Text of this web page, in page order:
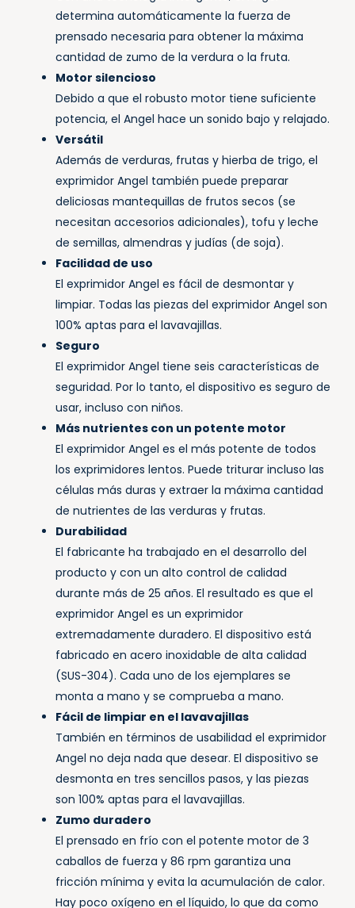
determina automáticamente la fuerza de
prensado necesaria para obtener la máxima
cantidad de zumo de la verdura o la fruta.
Motor silencioso
Debido a que el robusto motor tiene suficiente
potencia, el Angel hace un sonido bajo y relajado.
Versátil
Además de verduras, frutas y hierba de trigo, el
exprimidor Angel también puede preparar
deliciosas mantequillas de frutos secos (se
necesitan accesorios adicionales), tofu y leche
de semillas, almendras y judías (de soja).
Facilidad de uso
El exprimidor Angel es fácil de desmontar y
limpiar. Todas las piezas del exprimidor Angel son
100% aptas para el lavavajillas.
Seguro
El exprimidor Angel tiene seis características de
seguridad. Por lo tanto, el dispositivo es seguro de
usar, incluso con niños.
Más nutrientes con un potente motor
El exprimidor Angel es el más potente de todos
los exprimidores lentos. Puede triturar incluso las
células más duras y extraer la máxima cantidad
de nutrientes de las verduras y frutas.
Durabilidad
El fabricante ha trabajado en el desarrollo del
producto y con un alto control de calidad
durante más de 25 años. El resultado es que el
exprimidor Angel es un exprimidor
extremadamente duradero. El dispositivo está
fabricado en acero inoxidable de alta calidad
(SUS-304). Cada uno de los ejemplares se
monta a mano y se comprueba a mano.
Fácil de limpiar en el lavavajillas
También en términos de usabilidad el exprimidor
Angel no deja nada que desear. El dispositivo se
desmonta en tres sencillos pasos, y las piezas
son 100% aptas para el lavavajillas.
Zumo duradero
El prensado en frío con el potente motor de 3
caballos de fuerza y 86 rpm garantiza una
fricción mínima y evita la acumulación de calor.
Hay poco oxígeno en el líquido, lo que da como